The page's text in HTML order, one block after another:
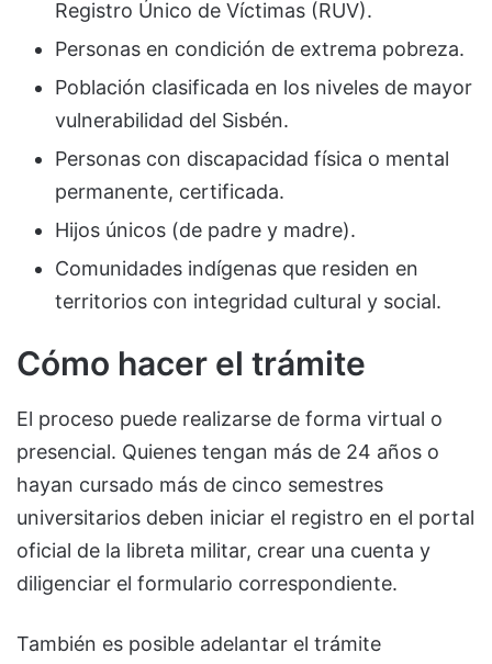
Registro Único de Víctimas (RUV).
Personas en condición de extrema pobreza.
Población clasificada en los niveles de mayor
vulnerabilidad del Sisbén.
Personas con discapacidad física o mental
permanente, certificada.
Hijos únicos (de padre y madre).
Comunidades indígenas que residen en
territorios con integridad cultural y social.
Cómo hacer el trámite
El proceso puede realizarse de forma virtual o
presencial. Quienes tengan más de 24 años o
hayan cursado más de cinco semestres
universitarios deben iniciar el registro en el portal
oficial de la libreta militar, crear una cuenta y
diligenciar el formulario correspondiente.
También es posible adelantar el trámite